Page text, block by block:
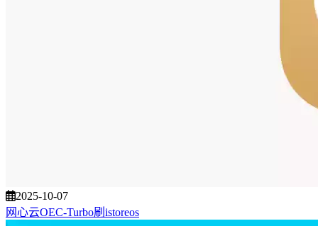
2025-10-07
网心云OEC-Turbo刷istoreos